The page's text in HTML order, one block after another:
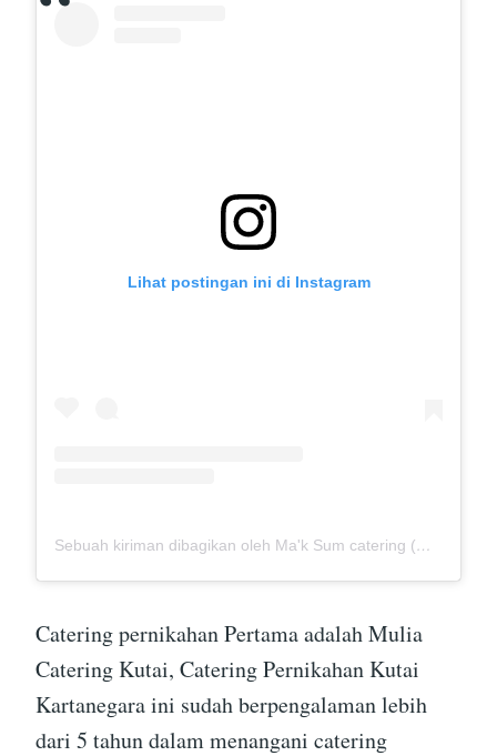
Lihat postingan ini di Instagram
Sebuah kiriman dibagikan oleh Ma'k Sum catering (@mak_sumcatering)
Catering pernikahan Pertama adalah Mulia
Catering Kutai, Catering Pernikahan Kutai
Kartanegara ini sudah berpengalaman lebih
dari 5 tahun dalam menangani catering